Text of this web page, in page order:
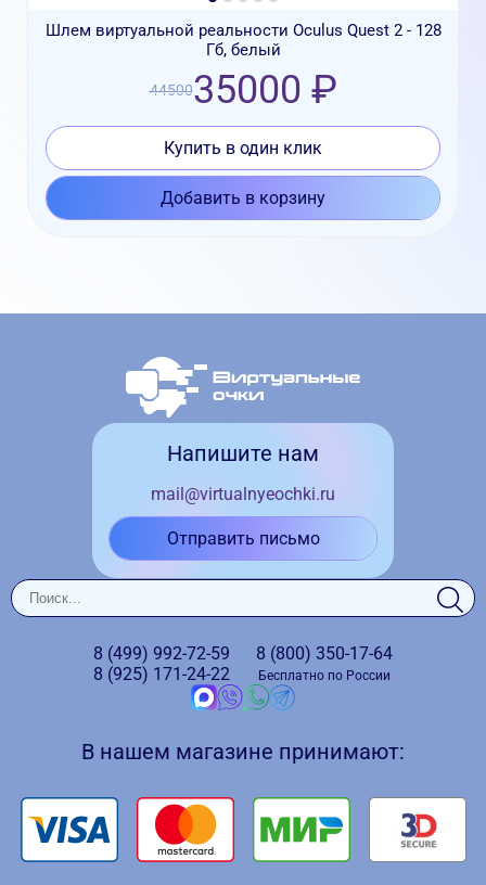
Шлем виртуальной реальности Oculus Quest 2 - 128
Гб, белый
4450035000 ₽
Купить в один клик
Добавить в корзину
Напишите нам
mail@virtualnyeochki.ru
Отправить письмо
8 (499) 992-72-59
8 (925) 171-24-22
8 (800) 350-17-64
Бесплатно по России
В нашем магазине принимают: